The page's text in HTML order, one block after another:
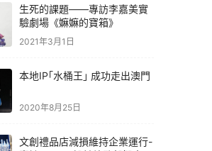
生死的課題——專訪李嘉美實
驗劇場《嫲嫲的寶箱》
2021年3月1日
本地IP｢水桶王｣ 成功走出澳門
2020年8月25日
文創禮品店減損維持企業運行-